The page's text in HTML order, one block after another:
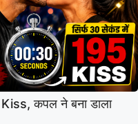
कपल ने बना डाला